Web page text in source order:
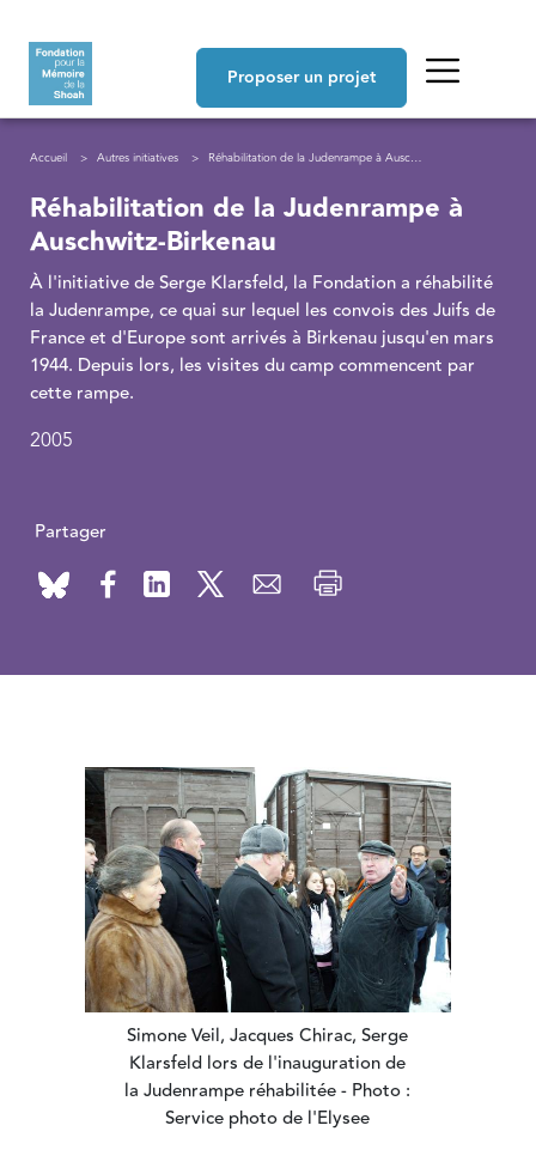
Proposer un projet
Fil d'Ariane
Accueil Autres initiatives Réhabilitation de la Judenrampe à Auschwitz-Birkenau
Réhabilitation de la Judenrampe à
Auschwitz-Birkenau
À l'initiative de Serge Klarsfeld, la Fondation a réhabilité
la Judenrampe, ce quai sur lequel les convois des Juifs de
France et d'Europe sont arrivés à Birkenau jusqu'en mars
1944. Depuis lors, les visites du camp commencent par
cette rampe.
2005
Partager
Simone Veil, Jacques Chirac, Serge
Klarsfeld lors de l'inauguration de
la Judenrampe réhabilitée - Photo :
Service photo de l'Elysee